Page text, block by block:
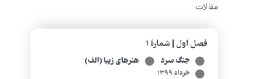
مقالات
فصل اول | شمارۀ ۱
جنگ سرد هنرهای زیبا (الف)
خرداد ۱۳۹۹